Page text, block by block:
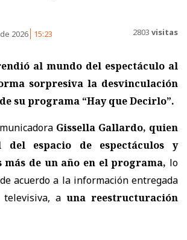
2026 15:23 2803 visitas
al mundo del espectáculo al
sorpresiva la desvinculación
su programa “Hay que Decirlo”.
Gissella Gallardo, quien
espacio de espectáculos y
de un año en el programa, lo
acuerdo a la información entregada
a una reestructuración